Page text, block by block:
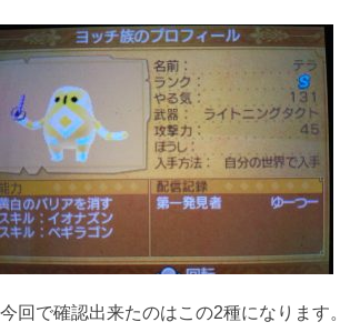
今回で確認出来たのはこの2種になります。